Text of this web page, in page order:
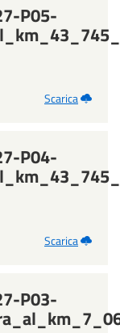
P05-
Scarica
P04-
Scarica
P03-